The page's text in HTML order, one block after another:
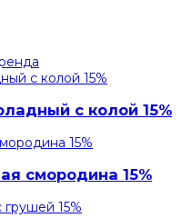
с колой 15%
смородина 15%